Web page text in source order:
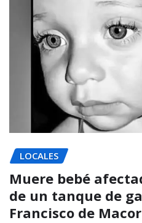
LOCALES
Muere bebé
de un tanque de
Francisco de